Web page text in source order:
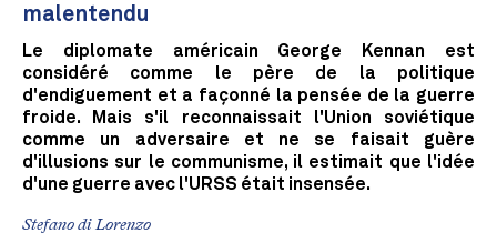
malentendu
Le diplomate américain George Kennan est
considéré comme le père de la politique
d'endiguement et a façonné la pensée de la guerre
froide. Mais s'il reconnaissait l'Union soviétique
comme un adversaire et ne se faisait guère
d'illusions sur le communisme, il estimait que l'idée
d'une guerre avec l'URSS était insensée.
Stefano di Lorenzo